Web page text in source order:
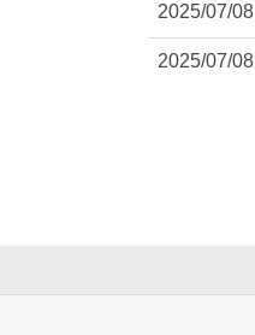
2025/07/08
2025/07/08